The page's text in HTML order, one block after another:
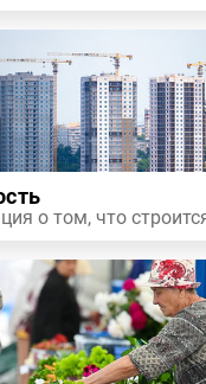
о том, что